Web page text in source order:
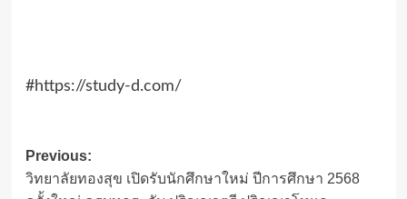
#https://study-d.com/
Post
navigation
Previous:
วิทยาลัยทองสุข เปิดรับนักศึกษาใหม่ ปีการศึกษา 2568